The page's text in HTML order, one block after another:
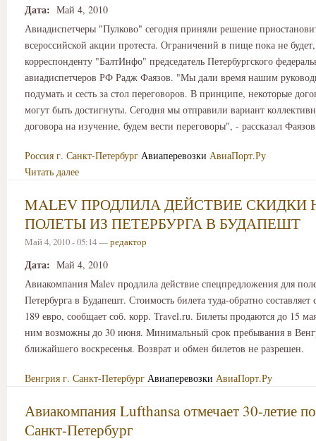
Дата: Май 4, 2010
Авиадиспетчеры "Пулково" сегодня приняли решение
всероссийской акции протеста. Ограничений в пище пока не будет,
корреспонденту "БалтИнфо" председатель Петербургского
авиадиспетчеров РФ Радж Фаязов. "Мы дали время нашим
подумать и сесть за стол переговоров. В принципе, некоторые
могут быть достигнуты. Сегодня мы отправили вариант
договора на изучение, будем вести переговоры", - рассказал
Россия г. Санкт-Петербург Авиаперевозки АвиаПорт.Ру
Читать далее
MALEV ПРОДЛИЛА ДЕЙСТВИЕ СКИДКИ
ПОЛЕТЫ ИЗ ПЕТЕРБУРГА В БУДАПЕШТ
Май 4, 2010 - 05:14 —редактор
Дата: Май 4, 2010
Авиакомпания Malev продлила действие спецпредложения для
Петербурга в Будапешт. Стоимость билета туда-обратно составляет
189 евро, сообщает соб. корр. Travel.ru. Билеты продаются до 15
ним возможны до 30 июня. Минимальный срок пребывания в
ближайшего воскресенья. Возврат и обмен билетов не разрешен.
Венгрия г. Санкт-Петербург Авиаперевозки АвиаПорт.Ру
Авиакомпания Lufthansa отмечает 30-летие
Санкт-Петербург